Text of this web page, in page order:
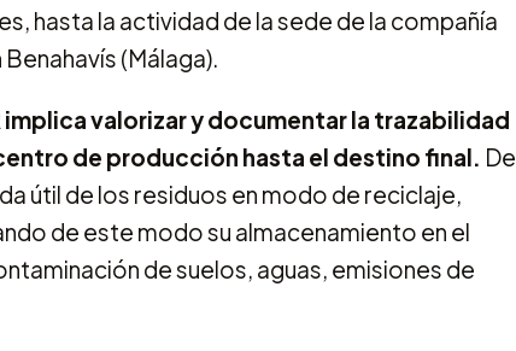
hasta la actividad de la sede de la compañía
(Málaga).
valorizar y documentar la trazabilidad
de producción hasta el destino final. De
útil de los residuos en modo de reciclaje,
de este modo su almacenamiento en el
de suelos, aguas, emisiones de